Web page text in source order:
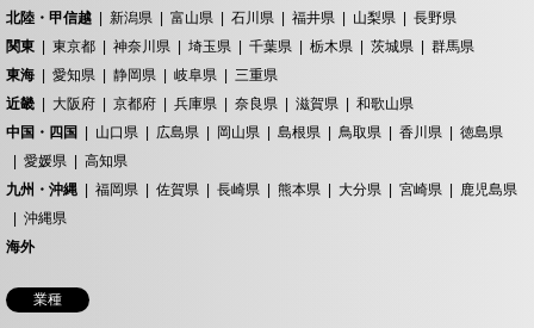
北陸・甲信越
新潟県 富山県 石川県 福井県 山梨県
長野県
関東
東京都 神奈川県 埼玉県 千葉県 栃木県 茨城県
群馬県
東海
愛知県 静岡県 岐阜県
三重県
近畿
大阪府 京都府 兵庫県 奈良県 滋賀県
和歌山県
中国・四国
山口県 広島県 岡山県 島根県 鳥取県 香川県
徳島県
愛媛県
高知県
九州・沖縄
福岡県 佐賀県 長崎県 熊本県 大分県 宮崎県
鹿児島県
沖縄県
海外
業種